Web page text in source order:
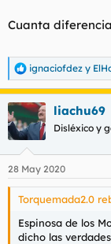
Cuanta
R
e
a
c
c
e
s
ignaciofdez y
liachu69
Disléxico y
28 May 2020
Torquemada2.0
Espinosa de los
dicho las